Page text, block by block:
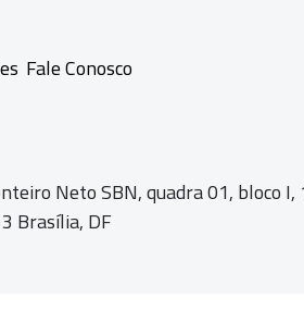
Fale Conosco
Neto SBN, quadra 01, bloco I,
Brasília, DF